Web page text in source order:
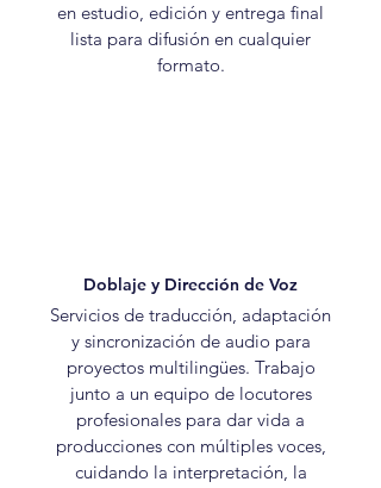
en estudio, edición y entrega final
lista para difusión en cualquier
formato.
Doblaje y Dirección de Voz
Servicios de traducción, adaptación
y sincronización de audio para
proyectos multilingües. Trabajo
junto a un equipo de locutores
profesionales para dar vida a
producciones con múltiples voces,
cuidando la interpretación, la